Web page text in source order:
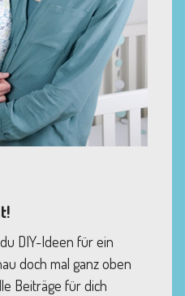
DIY-Ideen für ein
doch mal ganz oben
Beiträge für dich